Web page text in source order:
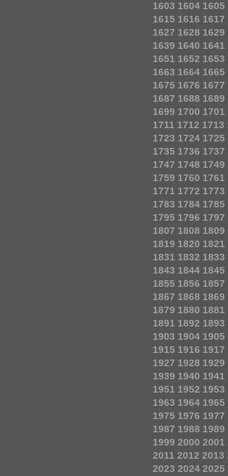
1603 1604 1605
1615 1616 1617
1627 1628 1629
1639 1640 1641
1651 1652 1653
1663 1664 1665
1675 1676 1677
1687 1688 1689
1699 1700 1701
1711 1712 1713
1723 1724 1725
1735 1736 1737
1747 1748 1749
1759 1760 1761
1771 1772 1773
1783 1784 1785
1795 1796 1797
1807 1808 1809
1819 1820 1821
1831 1832 1833
1843 1844 1845
1855 1856 1857
1867 1868 1869
1879 1880 1881
1891 1892 1893
1903 1904 1905
1915 1916 1917
1927 1928 1929
1939 1940 1941
1951 1952 1953
1963 1964 1965
1975 1976 1977
1987 1988 1989
1999 2000 2001
2011 2012 2013
2023 2024 2025